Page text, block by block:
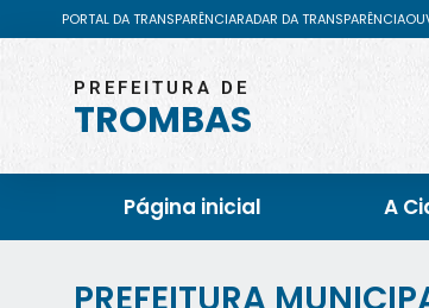
PORTAL DA TRANSPARÊNCIARADAR DA TRANSPARÊNCIA
PREFEITURA DE
TROMBAS
Página inicial A